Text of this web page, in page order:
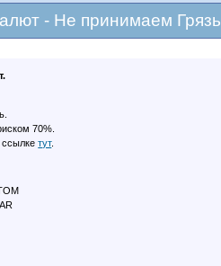
- Не принимаем Грязь
70%.
ссылкетут.